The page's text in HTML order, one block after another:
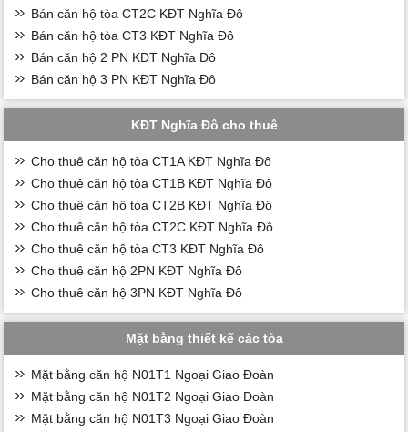
Bán căn hộ tòa CT2C KĐT Nghĩa Đô
Bán căn hộ tòa CT3 KĐT Nghĩa Đô
Bán căn hộ 2 PN KĐT Nghĩa Đô
Bán căn hộ 3 PN KĐT Nghĩa Đô
KĐT Nghĩa Đô cho thuê
Cho thuê căn hộ tòa CT1A KĐT Nghĩa Đô
Cho thuê căn hộ tòa CT1B KĐT Nghĩa Đô
Cho thuê căn hộ tòa CT2B KĐT Nghĩa Đô
Cho thuê căn hộ tòa CT2C KĐT Nghĩa Đô
Cho thuê căn hộ tòa CT3 KĐT Nghĩa Đô
Cho thuê căn hộ 2PN KĐT Nghĩa Đô
Cho thuê căn hộ 3PN KĐT Nghĩa Đô
Mặt bằng thiết kế các tòa
Mặt bằng căn hộ N01T1 Ngoại Giao Đoàn
Mặt bằng căn hộ N01T2 Ngoại Giao Đoàn
Mặt bằng căn hộ N01T3 Ngoại Giao Đoàn